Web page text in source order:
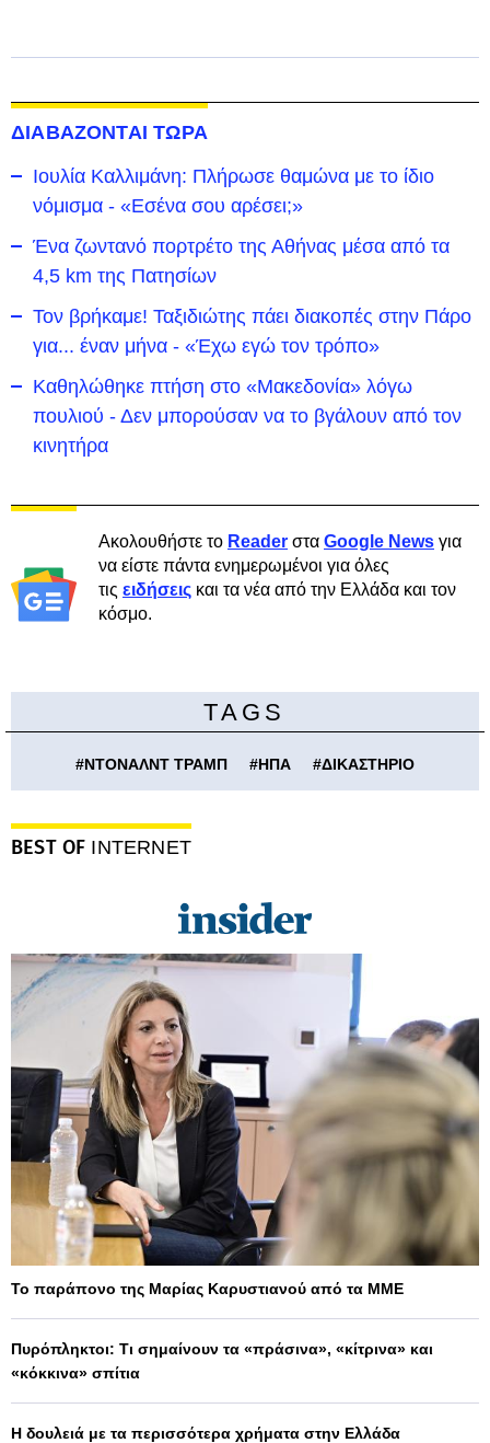
ΔΙΑΒΑΖΟΝΤΑΙ ΤΩΡΑ
Ιουλία Καλλιμάνη: Πλήρωσε θαμώνα με το ίδιο
νόμισμα - «Εσένα σου αρέσει;»
Ένα ζωντανό πορτρέτο της Αθήνας μέσα από τα
4,5 km της Πατησίων
Τον βρήκαμε! Ταξιδιώτης πάει διακοπές στην Πάρο
για... έναν μήνα - «Έχω εγώ τον τρόπο»
Καθηλώθηκε πτήση στο «Μακεδονία» λόγω
πουλιού - Δεν μπορούσαν να το βγάλουν από τον
κινητήρα
Ακολουθήστε το Reader στα Google News για
να είστε πάντα ενημερωμένοι για όλες
τις ειδήσεις και τα νέα από την Ελλάδα και τον
κόσμο.
TAGS
#ΝΤΟΝΑΛΝΤ ΤΡΑΜΠ #ΗΠΑ #ΔΙΚΑΣΤΗΡΙΟ
BEST OF INTERNET
Το παράπονο της Μαρίας Καρυστιανού από τα ΜΜΕ
Πυρόπληκτοι: Τι σημαίνουν τα «πράσινα», «κίτρινα» και
«κόκκινα» σπίτια
Η δουλειά με τα περισσότερα χρήματα στην Ελλάδα